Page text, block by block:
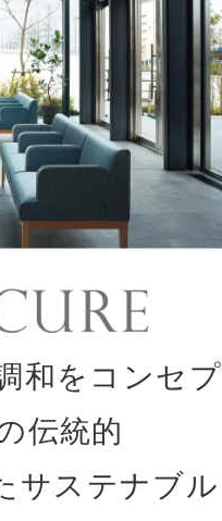
和をコンセプ
伝統的
サステナブル